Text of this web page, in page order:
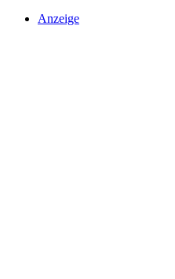
Anzeige